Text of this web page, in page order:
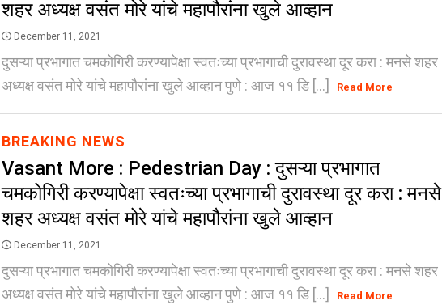
शहर अध्यक्ष वसंत मोरे यांचे महापौरांना खुले आव्हान
December 11, 2021
दुसऱ्या प्रभागात चमकोगिरी करण्यापेक्षा स्वतःच्या प्रभागाची दुरावस्था दूर करा : मनसे शहर
अध्यक्ष वसंत मोरे यांचे महापौरांना खुले आव्हान पुणे : आज ११ डि [...]
Read More
BREAKING NEWS
Vasant More : Pedestrian Day : दुसऱ्या प्रभागात
चमकोगिरी करण्यापेक्षा स्वतःच्या प्रभागाची दुरावस्था दूर करा : मनसे
शहर अध्यक्ष वसंत मोरे यांचे महापौरांना खुले आव्हान
December 11, 2021
दुसऱ्या प्रभागात चमकोगिरी करण्यापेक्षा स्वतःच्या प्रभागाची दुरावस्था दूर करा : मनसे शहर
अध्यक्ष वसंत मोरे यांचे महापौरांना खुले आव्हान पुणे : आज ११ डि [...]
Read More